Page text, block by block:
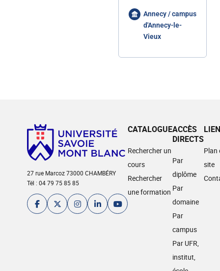
Annecy / campus
d'Annecy-le-
Vieux
27 rue Marcoz 73000 CHAMBÉRY
Tél : 04 79 75 85 85
CATALOGUE
Rechercher un
cours
Rechercher
une formation
ACCÈS
DIRECTS
Par
diplôme
Par
domaine
Par
campus
Par UFR,
institut,
Plan
site